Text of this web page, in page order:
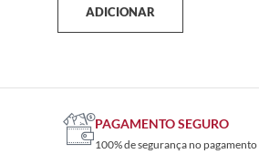
ADICIONAR
PAGAMENTO SEGURO
100% de segurança no pagamento